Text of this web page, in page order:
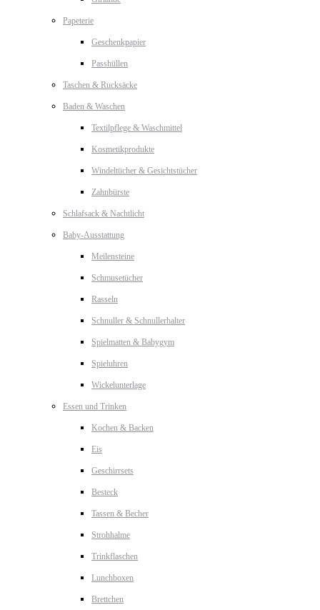
Papeterie
Geschenkpapier
Passhüllen
Taschen & Rucksäcke
Baden & Waschen
Textilpflege & Waschmittel
Kosmetikprodukte
Windeltücher & Gesichtstücher
Zahnbürste
Schlafsack & Nachtlicht
Baby-Ausstattung
Meilensteine
Schmusetücher
Rasseln
Schnuller & Schnullerhalter
Spielmatten & Babygym
Spieluhren
Wickelunterlage
Essen und Trinken
Kochen & Backen
Eis
Geschirrsets
Besteck
Tassen & Becher
Strohhalme
Trinkflaschen
Lunchboxen
Brettchen